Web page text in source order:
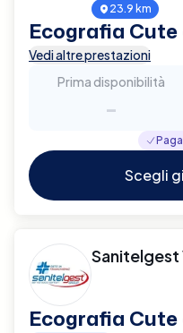
23.9 km
Ecografia
Vedi altre prestazioni
Prima disponibilità
-
Scegli
Sanitelgest
Ecografia